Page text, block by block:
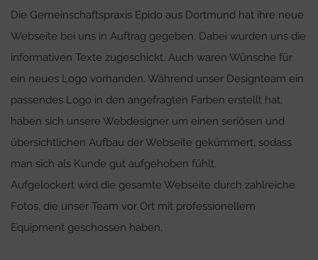
Die Gemeinschaftspraxis Epido aus Dortmund hat ihre neue
Webseite bei uns in Auftrag gegeben. Dabei wurden uns die
informativen Texte zugeschickt. Auch waren Wünsche für
ein neues Logo vorhanden. Während unser Designteam ein
passendes Logo in den angefragten Farben erstellt hat,
haben sich unsere Webdesigner um einen seriösen und
übersichtlichen Aufbau der Webseite gekümmert, sodass
man sich als Kunde gut aufgehoben fühlt.
Aufgelockert wird die gesamte Webseite durch zahlreiche
Fotos, die unser Team vor Ort mit professionellem
Equipment geschossen haben.